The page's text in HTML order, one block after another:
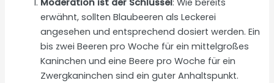
Moderation ist der Schlüssel: Wie bereits
erwähnt, sollten Blaubeeren als Leckerei
angesehen und entsprechend dosiert werden. Ein
bis zwei Beeren pro Woche für ein mittelgroßes
Kaninchen und eine Beere pro Woche für ein
Zwergkaninchen sind ein guter Anhaltspunkt.